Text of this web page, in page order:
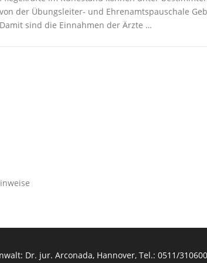
von der Übungsleiter- und Ehrenamtspauschale
Damit sind die Einnahmen der Ärzte …
Dr. jur. Arconada, Hannover, Tel.: 0511/